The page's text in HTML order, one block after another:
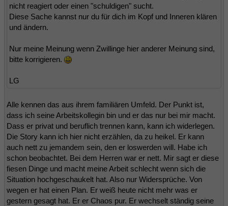
nicht reagiert oder einen "schuldigen" sucht.
Diese Sache kannst nur du für dich im Kopf und Inneren klären
und ändern.
Nur meine Meinung wenn Zwillinge hier anderer Meinung sind,
bitte korrigieren.
LG
Alle kennen das aus ihrem familiären Umfeld. Der Punkt ist,
dass ich seine Arbeitskollegin bin und er das nur bei mir macht.
Dass er privat und beruflich trennen kann, kann ich widerlegen.
Die Story kann ich hier nicht erzählen, da zu heikel. Er kann
auch nett zu jemandem sein, den er loswerden will. Habe ich
schon beobachtet. Bei dem Herren war er nett. Mir sagt er diese
fiesen Dinge und macht meine Arbeit schlecht wenn sich die
Situation hochgeschaukelt hat. Also nur Widersprüche. Von
wegen er hat einen Plan. Er weiß heute nicht mehr was er
gestern gesagt hat. Er er Chaos pur. Er wechselt ständig seine